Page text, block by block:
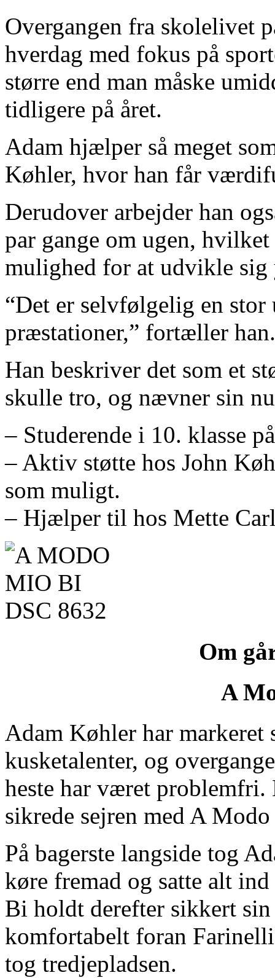
Overgangen fra skolelivet
hverdag med fokus på
større end man måske
tidligere på året.
Adam hjælper så meget
Køhler, hvor han får
Derudover arbejder han
par gange om ugen,
mulighed for at udvikle sig
“Det er selvfølgelig en stor
præstationer,” fortæller han.
Han beskriver det som et
skulle tro, og nævner sin
– Studerende i 10. klasse
– Aktiv støtte hos John
som muligt.
– Hjælper til hos Mette
Om
A
Adam Køhler har markeret
kusketalenter, og
heste har været
sikrede sejren med A
På bagerste langside tog
køre fremad og satte alt
Bi holdt derefter sikkert
komfortabelt foran
tog tredjepladsen.